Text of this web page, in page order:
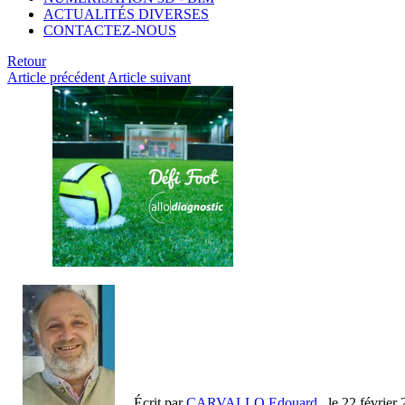
ACTUALITÉS DIVERSES
CONTACTEZ-NOUS
Retour
Article précédent Article suivant